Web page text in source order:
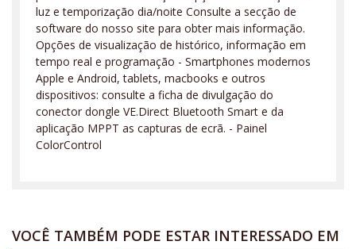
luz e temporização dia/noite Consulte a secção de
software do nosso site para obter mais informação.
Opções de visualização de histórico, informação em
tempo real e programação - Smartphones modernos
Apple e Android, tablets, macbooks e outros
dispositivos: consulte a ficha de divulgação do
conector dongle VE.Direct Bluetooth Smart e da
aplicação MPPT as capturas de ecrã. - Painel
ColorControl
VOCÊ TAMBÉM PODE ESTAR INTERESSADO EM